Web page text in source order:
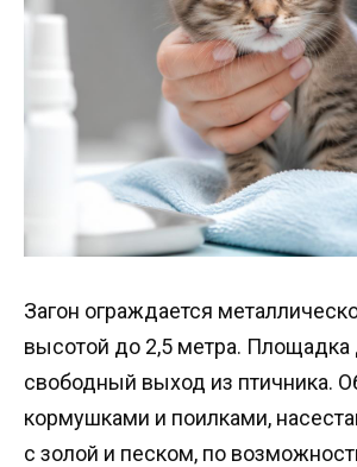
Загон ограждается
высотой до 2,5 метра.
свободный выход из птичника.
кормушками и поилками,
с золой и песком, по